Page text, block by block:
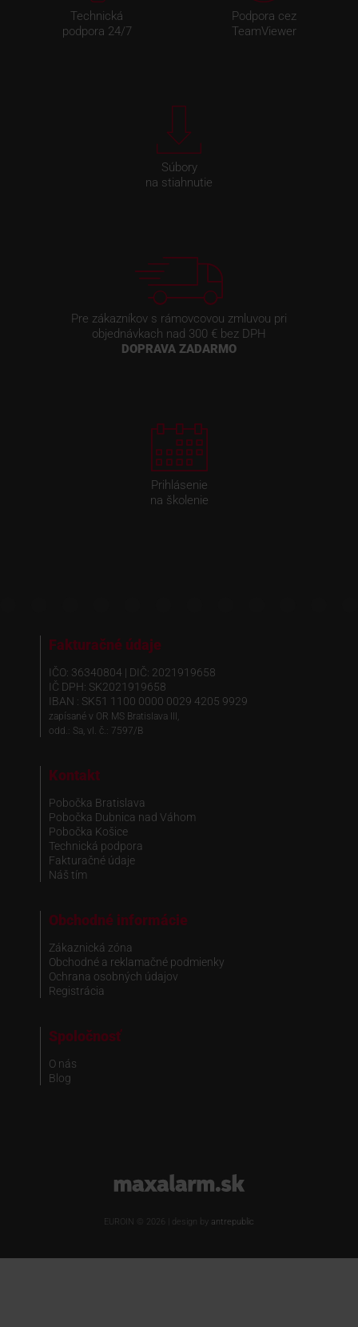
Technická
podpora 24/7
Podpora cez
TeamViewer
Súbory
na stiahnutie
Pre zákazníkov s rámovcovou zmluvou pri
objednávkach nad 300 € bez DPH
DOPRAVA ZADARMO
Prihlásenie
na školenie
Fakturačné údaje
IČO: 36340804 | DIČ: 2021919658
IČ DPH: SK2021919658
IBAN : SK51 1100 0000 0029 4205 9929
zapísané v OR MS Bratislava III,
odd.: Sa, vl. č.: 7597/B
Kontakt
Pobočka Bratislava
Pobočka Dubnica nad Váhom
Pobočka Košice
Technická podpora
Fakturačné údaje
Náš tím
Obchodné informácie
Zákaznická zóna
Obchodné a reklamačné podmienky
Ochrana osobných údajov
Registrácia
Spoločnosť
O nás
Blog
www.maxalarm.sk
EUROIN © 2026 | design by antrepublic